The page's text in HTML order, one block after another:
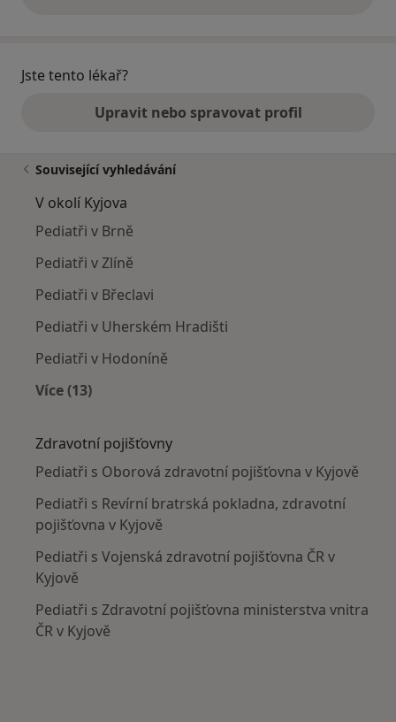
Jste tento lékař?
Upravit nebo spravovat profil
Související vyhledávání
V okolí Kyjova
Pediatři v Brně
Pediatři v Zlíně
Pediatři v Břeclavi
Pediatři v Uherském Hradišti
Pediatři v Hodoníně
Více (13)
Zdravotní pojišťovny
Pediatři s Oborová zdravotní pojišťovna v Kyjově
Pediatři s Revírní bratrská pokladna, zdravotní
pojišťovna v Kyjově
Pediatři s Vojenská zdravotní pojišťovna ČR v
Kyjově
Pediatři s Zdravotní pojišťovna ministerstva vnitra
ČR v Kyjově